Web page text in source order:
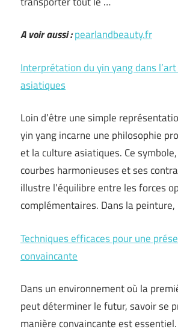
A voir aussi :pearlandbeauty.fr
Interprétation du yin yang dans
asiatiques
Loin d’être une simple
yin yang incarne une philosophie
et la culture asiatiques. Ce
courbes harmonieuses et ses
illustre l’équilibre entre les forces
complémentaires. Dans la
Techniques efficaces pour une
convaincante
Dans un environnement où la
peut déterminer le futur, savoir se
manière convaincante est